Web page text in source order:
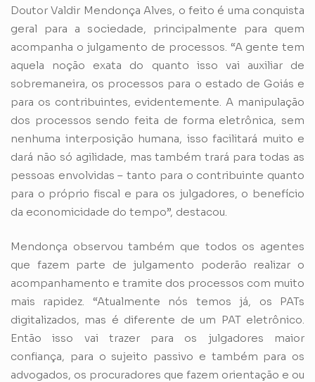
Doutor Valdir Mendonça Alves, o feito é uma conquista
geral para a sociedade, principalmente para quem
acompanha o julgamento de processos. “A gente tem
aquela noção exata do quanto isso vai auxiliar de
sobremaneira, os processos para o estado de Goiás e
para os contribuintes, evidentemente. A manipulação
dos processos sendo feita de forma eletrônica, sem
nenhuma interposição humana, isso facilitará muito e
dará não só agilidade, mas também trará para todas as
pessoas envolvidas – tanto para o contribuinte quanto
para o próprio fiscal e para os julgadores, o benefício
da economicidade do tempo”, destacou.
Mendonça observou também que todos os agentes
que fazem parte de julgamento poderão realizar o
acompanhamento e tramite dos processos com muito
mais rapidez. “Atualmente nós temos já, os PATs
digitalizados, mas é diferente de um PAT eletrônico.
Então isso vai trazer para os julgadores maior
confiança, para o sujeito passivo e também para os
advogados, os procuradores que fazem orientação e ou